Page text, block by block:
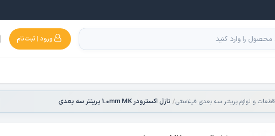
ورود | ثبت‌نام
قطعات و لوازم پرینتر سه بعدی فیلامنتی نازل اکسترودر 1.0mm MK پرینتر سه بعدی